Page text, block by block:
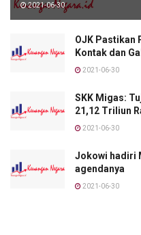
2021-06-30
OJK Pastikan
Kontak dan
2021-06-30
SKK Migas:
21,12 Triliun
2021-06-30
Jokowi hadiri
agendanya
2021-06-30